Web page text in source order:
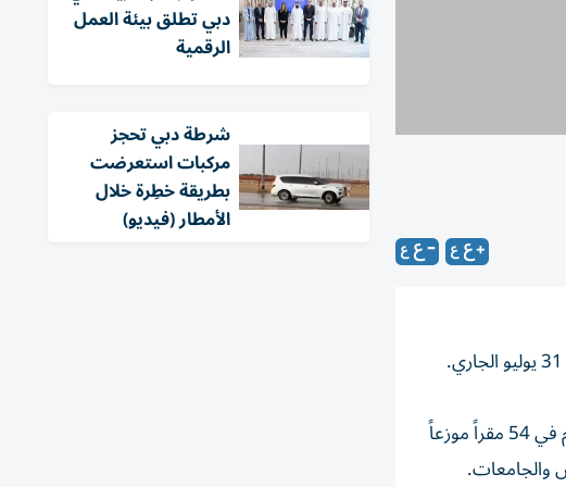
وقال الشيخ نهيان بن مبارك آل نهيان وزير التسامح والتعايش رئيس مجلس إدارة صندوق الوطن، إن البرامج، التي تقام في 54 مقراً موزعاً
دبي تطلق بيئة العمل
الرقمية
شرطة دبي تحجز
مركبات استعرضت
بطريقة خطِرة خلال
الأمطار (فيديو)